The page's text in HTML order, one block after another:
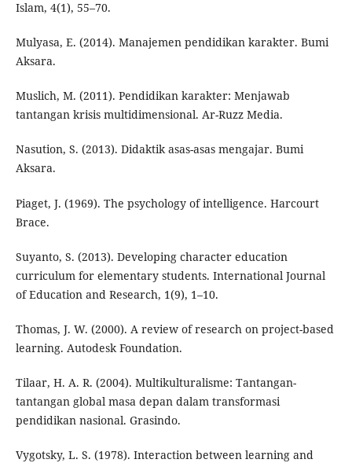
Islam, 4(1), 55–70.
Mulyasa, E. (2014). Manajemen pendidikan karakter. Bumi
Aksara.
Muslich, M. (2011). Pendidikan karakter: Menjawab
tantangan krisis multidimensional. Ar-Ruzz Media.
Nasution, S. (2013). Didaktik asas-asas mengajar. Bumi
Aksara.
Piaget, J. (1969). The psychology of intelligence. Harcourt
Brace.
Suyanto, S. (2013). Developing character education
curriculum for elementary students. International Journal
of Education and Research, 1(9), 1–10.
Thomas, J. W. (2000). A review of research on project-based
learning. Autodesk Foundation.
Tilaar, H. A. R. (2004). Multikulturalisme: Tantangan-
tantangan global masa depan dalam transformasi
pendidikan nasional. Grasindo.
Vygotsky, L. S. (1978). Interaction between learning and